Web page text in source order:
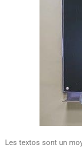
Les textos sont un